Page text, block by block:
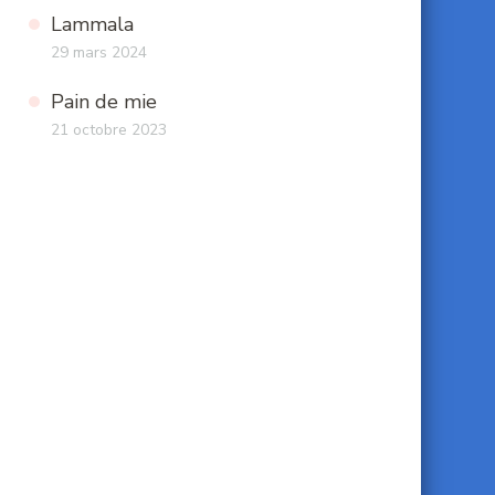
Lammala
29 mars 2024
Pain de mie
21 octobre 2023